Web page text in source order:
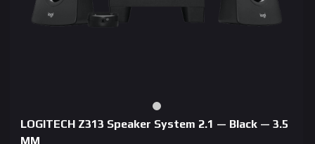
LOGITECH Z313 Speaker System 2.1 — Black — 3.5
MM